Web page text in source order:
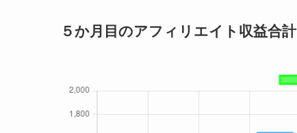
５か月目のアフィリエイト収益合計